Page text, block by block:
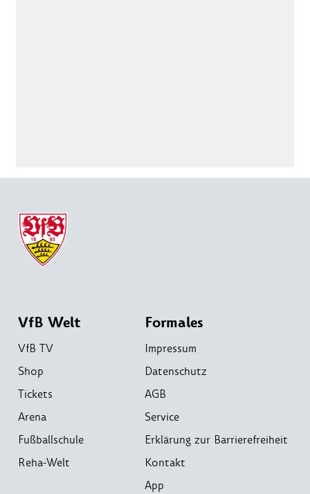
VfB Welt
VfB TV
Shop
Tickets
Arena
Fußballschule
Reha-Welt
Formales
Impressum
Datenschutz
AGB
Service
Erklärung zur Barrierefreiheit
Kontakt
App